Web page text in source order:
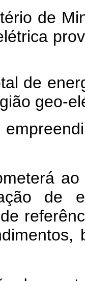
de
de
geo-
ao
de